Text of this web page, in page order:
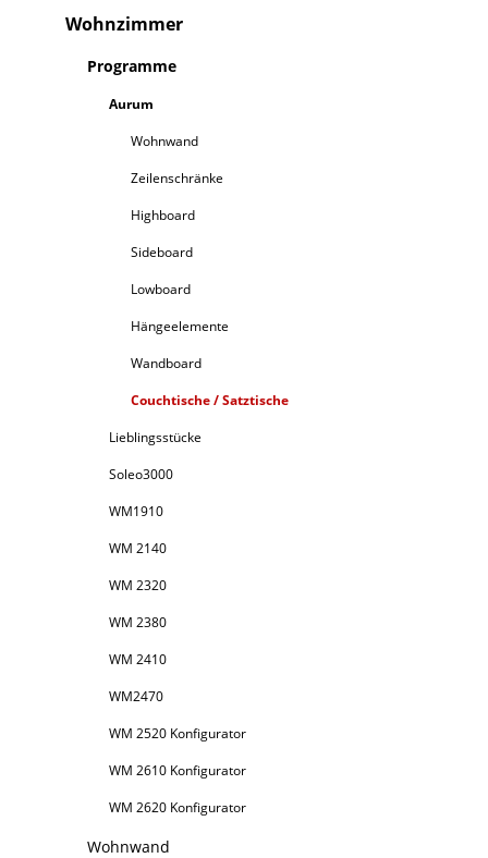
Wohnzimmer
Programme
Aurum
Wohnwand
Zeilenschränke
Highboard
Sideboard
Lowboard
Hängeelemente
Wandboard
Couchtische / Satztische
Lieblingsstücke
Soleo3000
WM1910
WM 2140
WM 2320
WM 2380
WM 2410
WM2470
WM 2520 Konfigurator
WM 2610 Konfigurator
WM 2620 Konfigurator
Wohnwand